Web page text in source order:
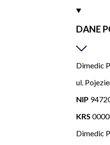
DANE
Dimedic
ul.
NIP
KRS
Dimedic